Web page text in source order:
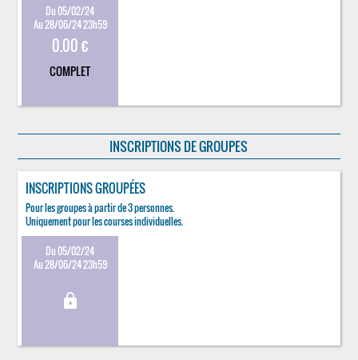
Du 05/02/24
Au 28/06/24 23h59
0.00 €
COMPLET
INSCRIPTIONS DE GROUPES
INSCRIPTIONS GROUPÉES
Pour les groupes à partir de 3 personnes.
Uniquement pour les courses individuelles.
Du 05/02/24
Au 28/06/24 23h59
lock